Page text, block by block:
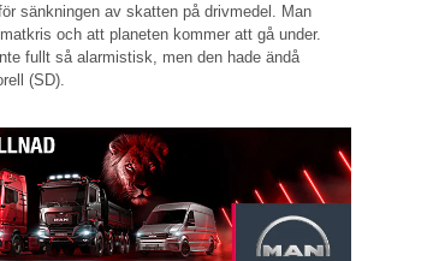
sänkningen av skatten på drivmedel. Man
och att planeten kommer att gå under.
fullt så alarmistisk, men den hade ändå
(SD).